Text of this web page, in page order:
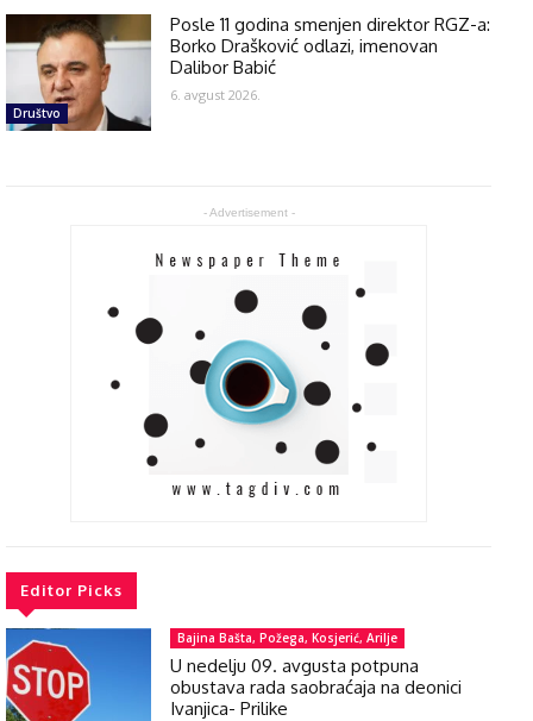
Društvo
Posle 11 godina smenjen direktor RGZ-a:
Borko Drašković odlazi, imenovan
Dalibor Babić
6. avgust 2026.
- Advertisement -
Editor Picks
Bajina Bašta, Požega, Kosjerić, Arilje
U nedelju 09. avgusta potpuna
obustava rada saobraćaja na deonici
Ivanjica- Prilike